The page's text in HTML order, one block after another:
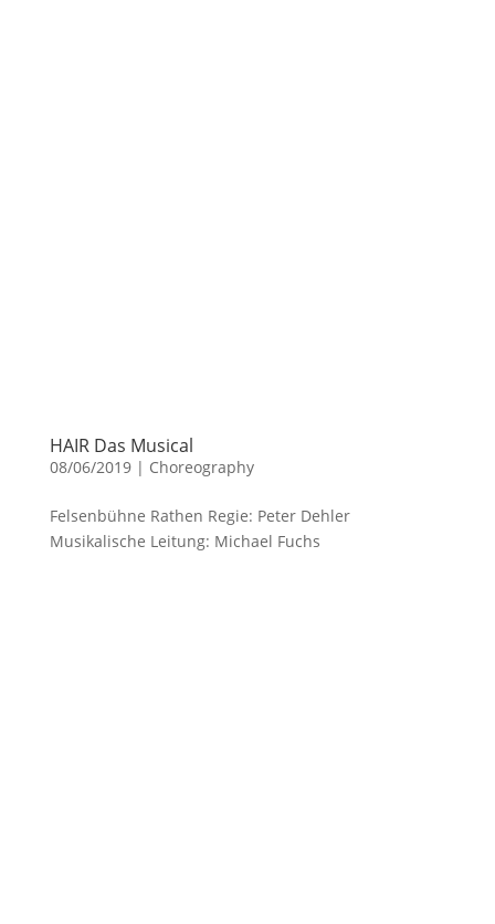
HAIR Das Musical
08/06/2019| Choreography
Felsenbühne Rathen Regie: Peter Dehler
Musikalische Leitung: Michael Fuchs